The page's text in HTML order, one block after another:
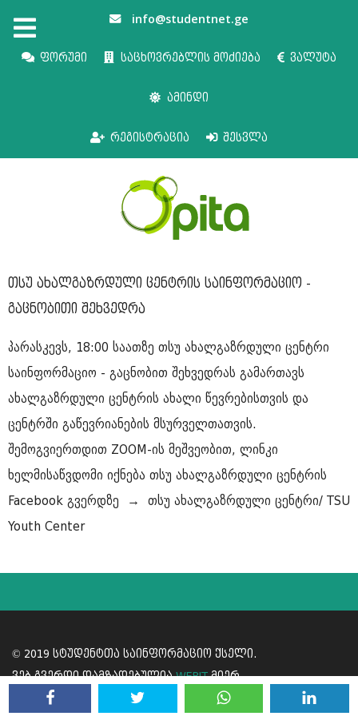
info@studentnet.ge
ფორუმი საცხოვრებლის მოძიება ვალუტა
ამინდი
რეგისტრაცია შესვლა
თსუ ახალგაზრდული ცენტრის საინფორმაციო -
გაცნობითი შეხვედრა
პარასკევს, 18:00 საათზე თსუ ახალგაზრდული ცენტრი
საინფორმაციო - გაცნობით შეხვედრას გამართავს
ახალგაზრდული ცენტრის ახალი წევრებისთვის და
ცენტრში გაწევრიანების მსურველთათვის.
შემოგვიერთდით ZOOM-ის მეშვეობით, ლინკი
ხელმისაწვდომი იქნება თსუ ახალგაზრდული ცენტრის
Facebook გვერდზე → თსუ ახალგაზრდული ცენტრი/ TSU
Youth Center
© 2019 სტუდენტთა საინფორმაციო ქსელი.
ვებ გვერდი დამზადებულიაWEBITმიერ